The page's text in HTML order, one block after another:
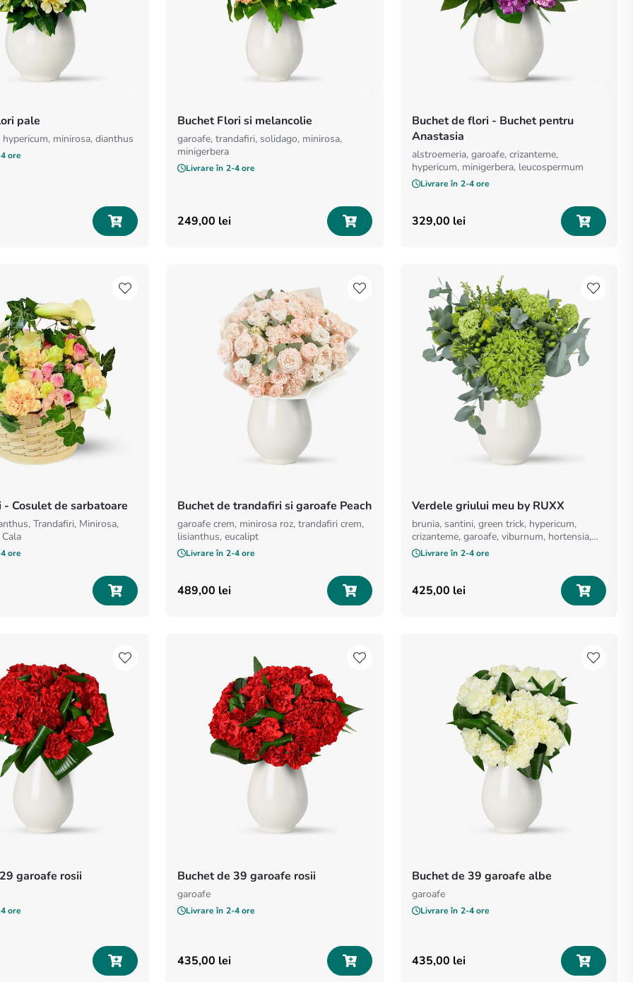
pale
minirosa, dianthus
ore
Buchet Flori si melancolie
garoafe, trandafiri, solidago, minirosa,
minigerbera
Livrare în 2-4 ore
249,00 lei
Buchet de flori - Buchet pentru
Anastasia
alstroemeria, garoafe, crizanteme,
hypericum, minigerbera, leucospermum
Livrare în 2-4 ore
329,00 lei
- Cosulet de sarbatoare
ore
Buchet de trandafiri si garoafe Peach
garoafe crem, minirosa roz, trandafiri crem,
lisianthus, eucalipt
Livrare în 2-4 ore
489,00 lei
Verdele griului meu by RUXX
brunia, santini, green trick, hypericum,
crizanteme, garoafe, viburnum, hortensia,
verdeata
Livrare în 2-4 ore
425,00 lei
garoafe rosii
ore
Buchet de 39 garoafe rosii
garoafe
Livrare în 2-4 ore
435,00 lei
Buchet de 39 garoafe albe
garoafe
Livrare în 2-4 ore
435,00 lei